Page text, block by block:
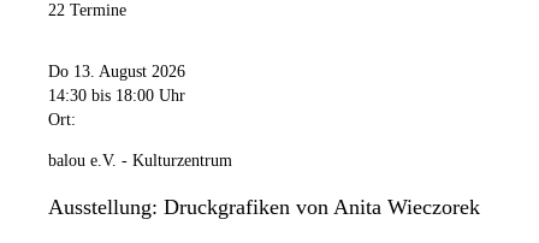
22 Termine
Do 13. August 2026
14:30 bis 18:00 Uhr
Ort:
balou e.V. - Kulturzentrum
Ausstellung: Druckgrafiken von Anita Wieczorek